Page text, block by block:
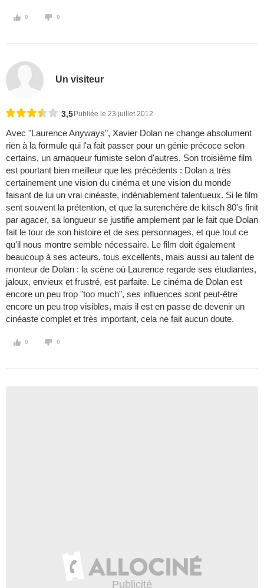
0 0
Un visiteur
3,5 Publiée le 23 juillet 2012
Avec "Laurence Anyways", Xavier Dolan ne change absolument
rien à la formule qui l'a fait passer pour un génie précoce selon
certains, un arnaqueur fumiste selon d'autres. Son troisième film
est pourtant bien meilleur que les précédents : Dolan a très
certainement une vision du cinéma et une vision du monde
faisant de lui un vrai cinéaste, indéniablement talentueux. Si le film
sent souvent la prétention, et que la surenchère de kitsch 80's finit
par agacer, sa longueur se justifie amplement par le fait que Dolan
fait le tour de son histoire et de ses personnages, et que tout ce
qu'il nous montre semble nécessaire. Le film doit également
beaucoup à ses acteurs, tous excellents, mais aussi au talent de
monteur de Dolan : la scène où Laurence regarde ses étudiantes,
jaloux, envieux et frustré, est parfaite. Le cinéma de Dolan est
encore un peu trop "too much", ses influences sont peut-être
encore un peu trop visibles, mais il est en passe de devenir un
cinéaste complet et très important, cela ne fait aucun doute.
0 0